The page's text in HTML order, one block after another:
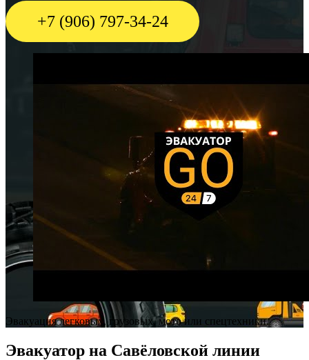
+7 (906) 797-34-24
Эвакуация легковых, грузовых, мото или спецтехники.
Эвакуатор на Савёловской линии